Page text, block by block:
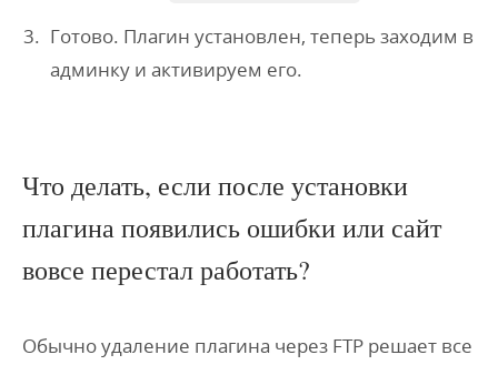
Готово. Плагин установлен, теперь заходим в
админку и активируем его.
Что делать, если после установки
плагина появились ошибки или сайт
вовсе перестал работать?
Обычно удаление плагина через FTP решает все